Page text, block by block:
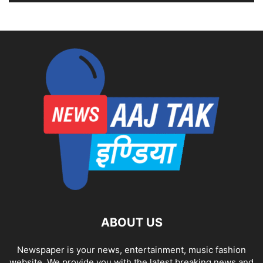
ABOUT US
Newspaper is your news, entertainment, music fashion